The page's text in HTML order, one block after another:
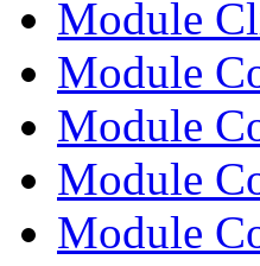
Module
Module
Module
Module
Module